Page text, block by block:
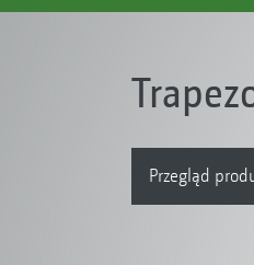
Przegląd